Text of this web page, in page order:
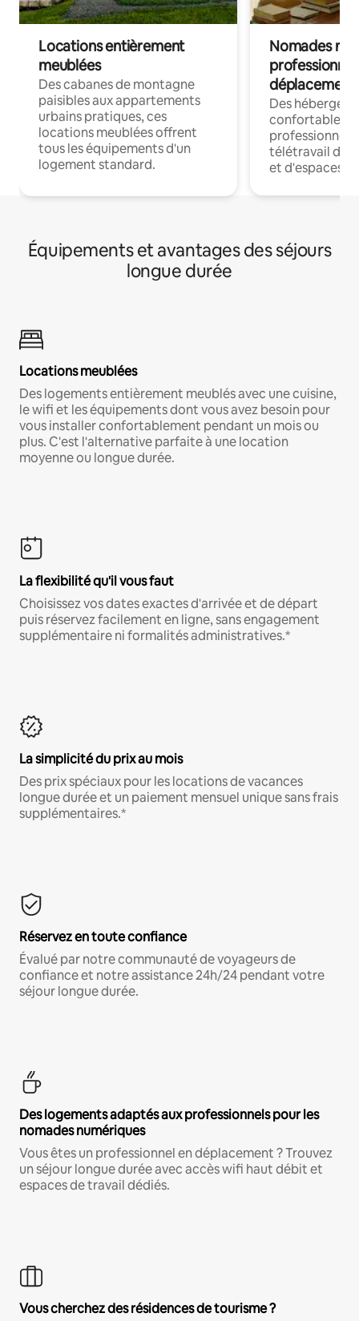
Locations entièrement
meublées
Des cabanes de montagne
paisibles aux appartements
urbains pratiques, ces
locations meublées offrent
tous les équipements d'un
logement standard.
Nomades
déplacement
Des
confortables
professionnels
télétravail
et d'espaces
Équipements et avantages des séjours
longue durée
Locations meublées
Des logements entièrement meublés avec une cuisine,
le wifi et les équipements dont vous avez besoin pour
vous installer confortablement pendant un mois ou
plus. C'est l'alternative parfaite à une location
moyenne ou longue durée.
La flexibilité qu'il vous faut
Choisissez vos dates exactes d'arrivée et de départ
puis réservez facilement en ligne, sans engagement
supplémentaire ni formalités administratives.*
La simplicité du prix au mois
Des prix spéciaux pour les locations de vacances
longue durée et un paiement mensuel unique sans frais
supplémentaires.*
Réservez en toute confiance
Évalué par notre communauté de voyageurs de
confiance et notre assistance 24h/24 pendant votre
séjour longue durée.
Des logements adaptés aux professionnels pour les
nomades numériques
Vous êtes un professionnel en déplacement ? Trouvez
un séjour longue durée avec accès wifi haut débit et
espaces de travail dédiés.
Vous cherchez des résidences de tourisme ?